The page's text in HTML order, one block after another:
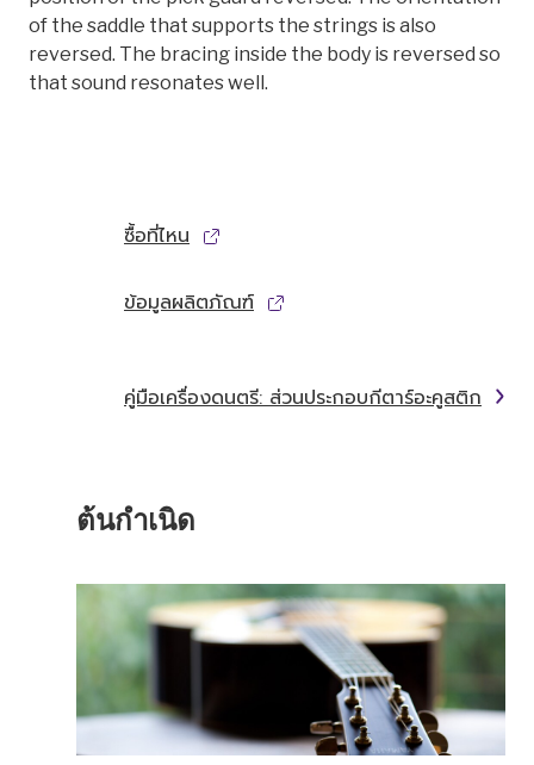
of the saddle that supports the strings is also
reversed. The bracing inside the body is reversed so
that sound resonates well.
ซื้อที่ไหน
ข้อมูลผลิตภัณฑ์
คู่มือเครื่องดนตรี: ส่วนประกอบกีตาร์อะคูสติก
ต้นกำเนิด